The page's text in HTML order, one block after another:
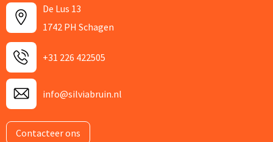
De Lus 13
1742 PH Schagen
+31 226 422505
info@silviabruin.nl
Contacteer ons